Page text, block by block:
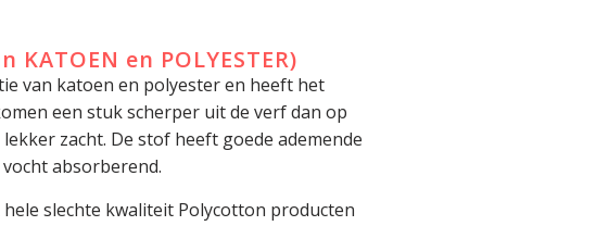
en POLYESTER)
van katoen en polyester en heeft het
een stuk scherper uit de verf dan op
zacht. De stof heeft goede ademende
absorberend.
slechte kwaliteit Polycotton producten